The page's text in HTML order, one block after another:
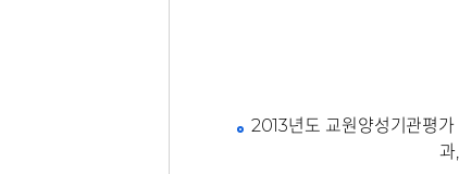
2013년도 교원양성기관평가
과